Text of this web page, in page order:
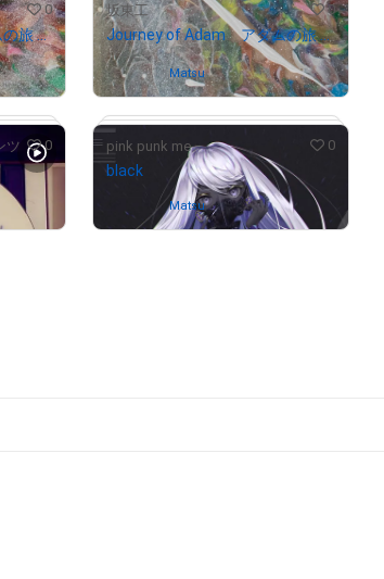
103/500
# 127/556
0
Journey of Adam アダムの旅 14
坂東工 0
Journey of Adam アダムの旅 13
Owned by Matsu
ツ 0 pink punk me 0
black
Owned byMatsu